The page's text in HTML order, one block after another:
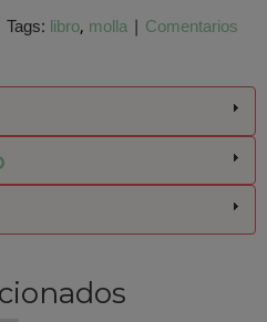
Tags: libro molla | Comentarios